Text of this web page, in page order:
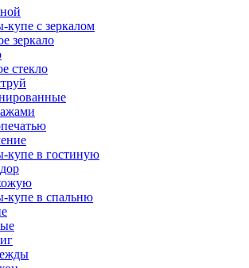
с зеркалом
зеркало
стекло
в гостиную
в спальню